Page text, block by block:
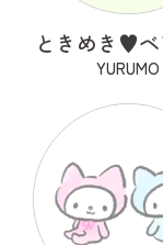
ときめき♥
YURUMO